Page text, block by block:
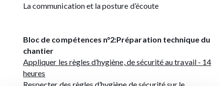
La communication et la posture d’écoute
Bloc de compétences n°2:Préparation technique du
chantier
Appliquer les règles d’hygiène, de sécurité au travail - 14
heures